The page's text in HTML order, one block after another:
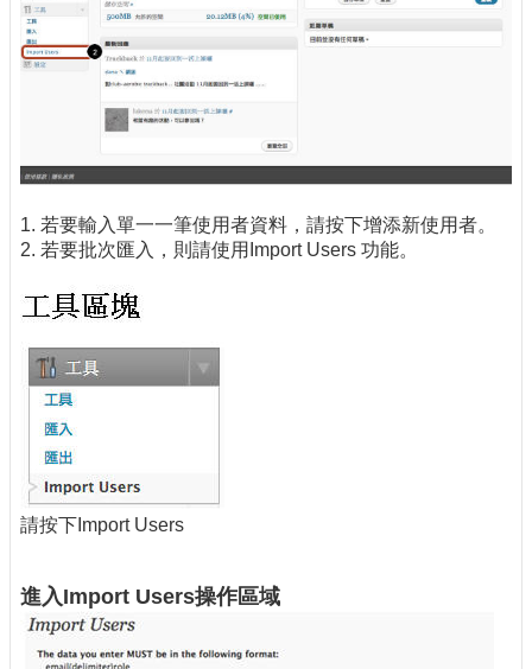
1. 若要輸入單一一筆使用者資料，請按下增添新使用者。
2. 若要批次匯入，則請使用Import Users 功能。
請按下Import Users
進入Import Users操作區域